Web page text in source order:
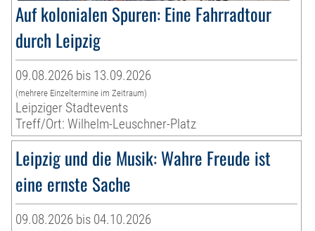
Auf kolonialen Spuren: Eine Fahrradtour
durch Leipzig
09.08.2026 bis 13.09.2026
(mehrere Einzeltermine im Zeitraum)
Leipziger Stadtevents
Treff/Ort: Wilhelm-Leuschner-Platz
Leipzig und die Musik: Wahre Freude ist
eine ernste Sache
09.08.2026 bis 04.10.2026